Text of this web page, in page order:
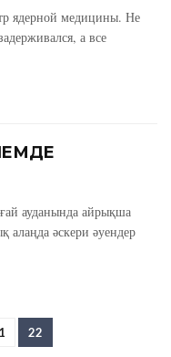
ядерной медицины. Не
а все
ауданында айрықша
алаңда әскери әуендер
22